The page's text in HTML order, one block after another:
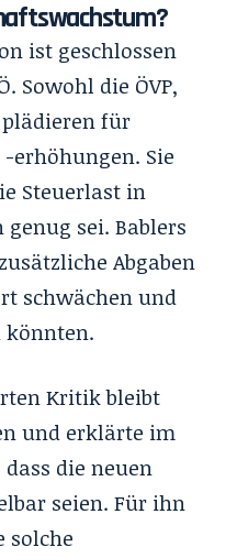
ist geschlossen
Sowohl die ÖVP,
plädieren für
erhöhungen. Sie
Steuerlast in
sei. Bablers
Abgaben
schwächen und
Kritik bleibt
und erklärte im
dass die neuen
seien. Für ihn
solche